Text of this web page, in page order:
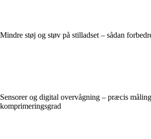
Mindre støj og støv på stilladset – sådan
Sensorer og digital overvågning – præcis
komprimeringsgrad